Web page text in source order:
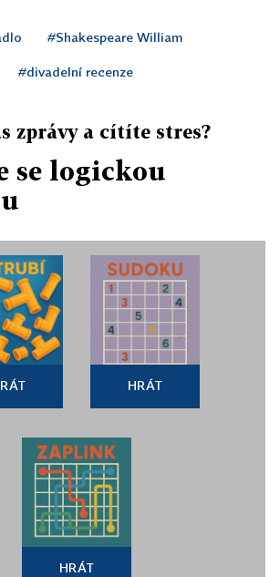
#Shakespeare William
#divadelní recenze
zprávy a cítíte stres?
se logickou
HRÁT
HRÁT